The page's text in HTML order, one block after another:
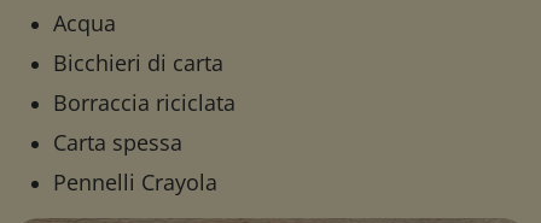
Acqua
Bicchieri di carta
Borraccia riciclata
Carta spessa
Pennelli Crayola